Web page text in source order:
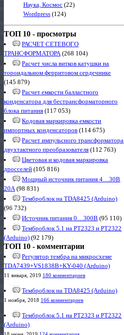
Наука, Космос (22)
Wordpress (124)
ТОП 10 - просмотры
РАСЧЕТ СЕТЕВОГО
ТРАНСФОРМАТОРА(268 104)
Расчет числа витков катушки на
тороидальном ферритовом сердечнике
(145 879)
Расчет емкости балластного
конденсатора для бестрансформаторного
блока питания (117 053)
Кодовая маркировка емкости
импортных конденсаторов (114 675)
Расчет импульсного трансформатора
двухтактного преобразователя (112 763)
Цветовая и кодовая маркировка
дросселей (105 816)
Мощный источник питания 4…30В
20А(98 831)
Темброблок на TDA8425 (Arduino)
(96 732)
Источник питания 0…300В (95 110)
Темброблок 5.1 на PT2323 и PT2322
(Arduino) (92 179)
ТОП 10 - комментарии
Регулятор тембра на микросхеме
TDA7439+VS1838B+KY-040 (Arduino)
11 января, 2019 180 комментариев
Темброблок на TDA8425 (Arduino)
1 ноября, 2018 166 комментариев
Темброблок 5.1 на PT2323 и PT2322
(Arduino)